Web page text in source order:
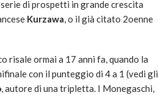
di prospetti in grande crescita
Kurzawa, o il già citato 2oenne
risale ormai a 17 anni fa, quando la
con il punteggio di 4 a 1 (vedi gli
, autore di una tripletta. I Monegaschi,